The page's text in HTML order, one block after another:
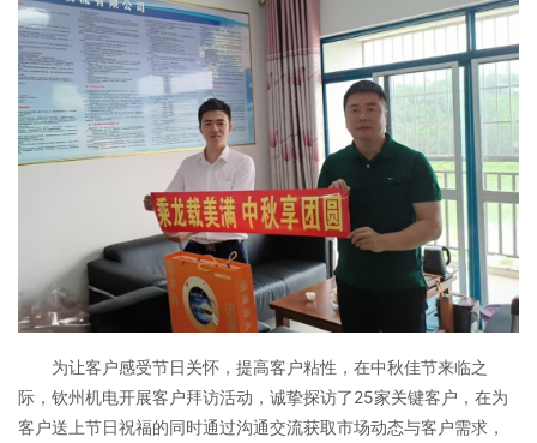
为让客户感受节日关怀，提高客户粘性，在中秋佳节来临之
际，钦州机电开展客户拜访活动，诚挚探访了25家关键客户，在为
客户送上节日祝福的同时通过沟通交流获取市场动态与客户需求，